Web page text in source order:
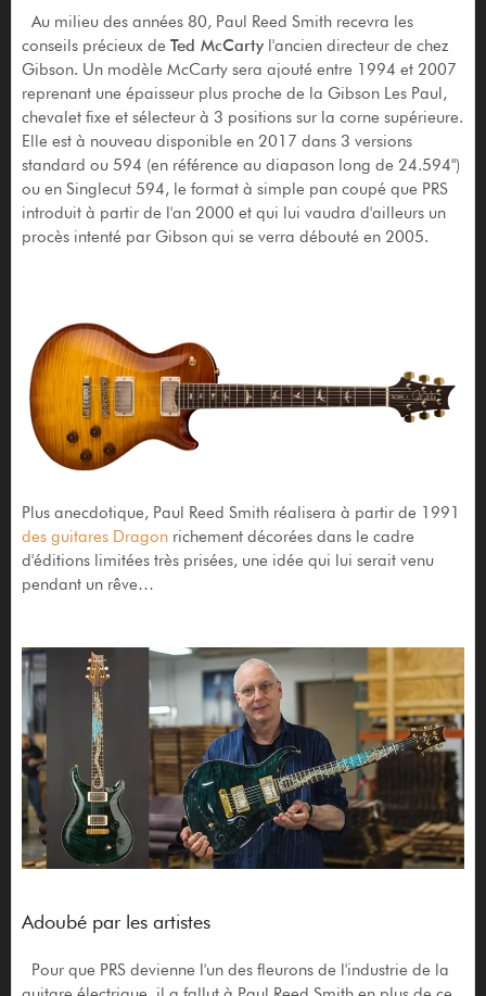
Au milieu des années 80, Paul Reed Smith recevra les
conseils précieux de Ted McCartyl'ancien directeur de chez
Gibson. Un modèle McCarty sera ajouté entre 1994 et 2007
reprenant une épaisseur plus proche de la Gibson Les Paul,
chevalet fixe et sélecteur à 3 positions sur la corne supérieure.
Elle est à nouveau disponible en 2017 dans 3 versions
standard ou 594 (en référence au diapason long de 24.594")
ou en Singlecut 594, le format à simple pan coupé que PRS
introduit à partir de l'an 2000 et qui lui vaudra d'ailleurs un
procès intenté par Gibson qui se verra débouté en 2005.
Plus anecdotique, Paul Reed Smith réalisera à partir de 1991
des guitares Dragonrichement décorées dans le cadre
d'éditions limitées très prisées, une idée qui lui serait venu
pendant un rêve…
Adoubé par les artistes
Pour que PRS devienne l'un des fleurons de l'industrie de la